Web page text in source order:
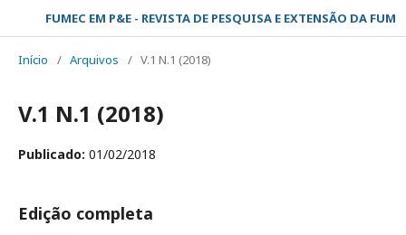
Início / Arquivos / V.1 N.1 (2018)
V.1 N.1 (2018)
Publicado: 01/02/2018
Edição completa